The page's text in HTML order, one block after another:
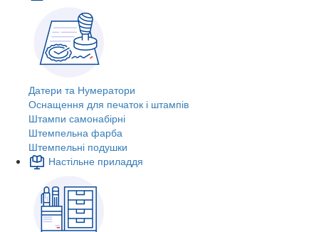
Датери та Нумератори
Оснащення для печаток і штампів
Штампи самонабірні
Штемпельна фарба
Штемпельні подушки
Настільне приладдя